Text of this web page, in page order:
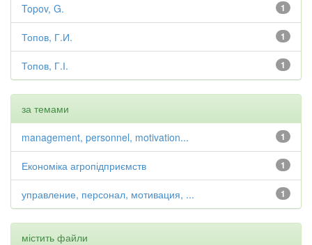
1
Topov, G.
1
Топов, Г.И.
1
Топов, Г.І.
за темами
1
management, personnel, motivation...
1
Економіка агропідприємств
1
управление, персонал, мотивация, ...
містить файли